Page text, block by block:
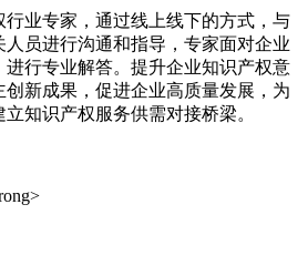
行业专家，通过线上线下的方式，与
人员进行沟通和指导，专家面对企业
进行专业解答。提升企业知识产权意
创新成果，促进企业高质量发展，为
知识产权服务供需对接桥梁。